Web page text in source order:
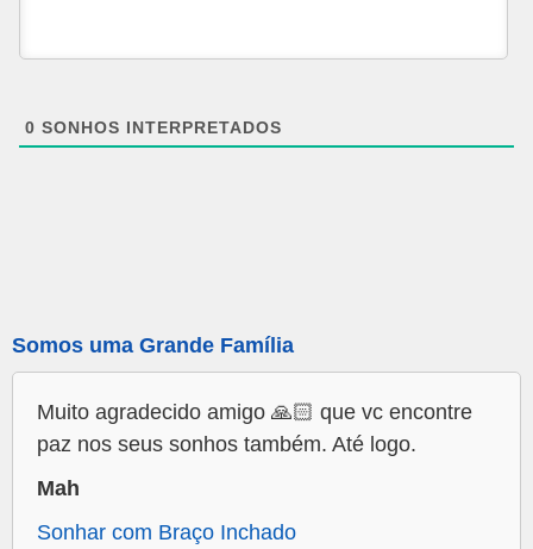
0 SONHOS INTERPRETADOS
Somos uma Grande Família
Muito agradecido amigo 🙏🏻 que vc encontre
paz nos seus sonhos também. Até logo.
Mah
Sonhar com Braço Inchado